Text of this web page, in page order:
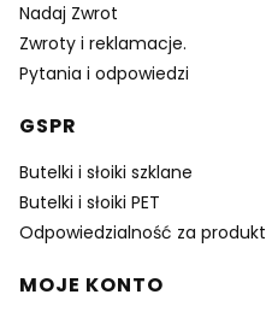
Nadaj Zwrot
Zwroty i reklamacje.
Pytania i odpowiedzi
GSPR
Butelki i słoiki szklane
Butelki i słoiki PET
Odpowiedzialność za produkt
MOJE KONTO